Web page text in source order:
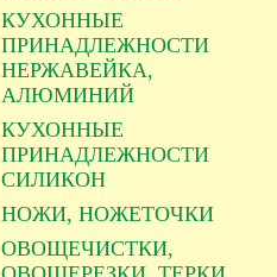
КУХОННЫЕ
ПРИНАДЛЕЖНОСТИ
НЕРЖАВЕЙКА,
АЛЮМИНИЙ
КУХОННЫЕ
ПРИНАДЛЕЖНОСТИ
СИЛИКОН
НОЖИ, НОЖЕТОЧКИ
ОВОЩЕЧИСТКИ,